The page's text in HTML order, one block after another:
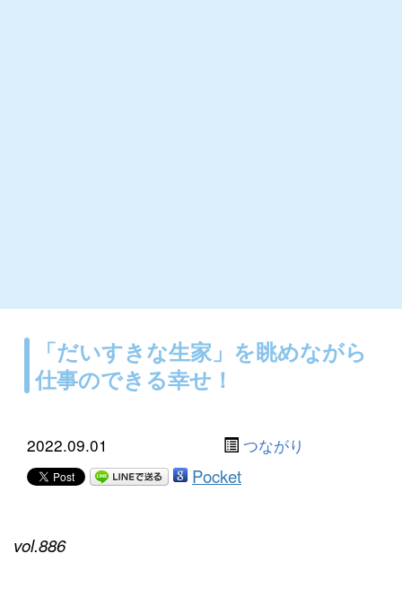
「だいすきな生家」を眺めながら
仕事のできる幸せ！
2022.09.01 つながり
Pocket
vol.886